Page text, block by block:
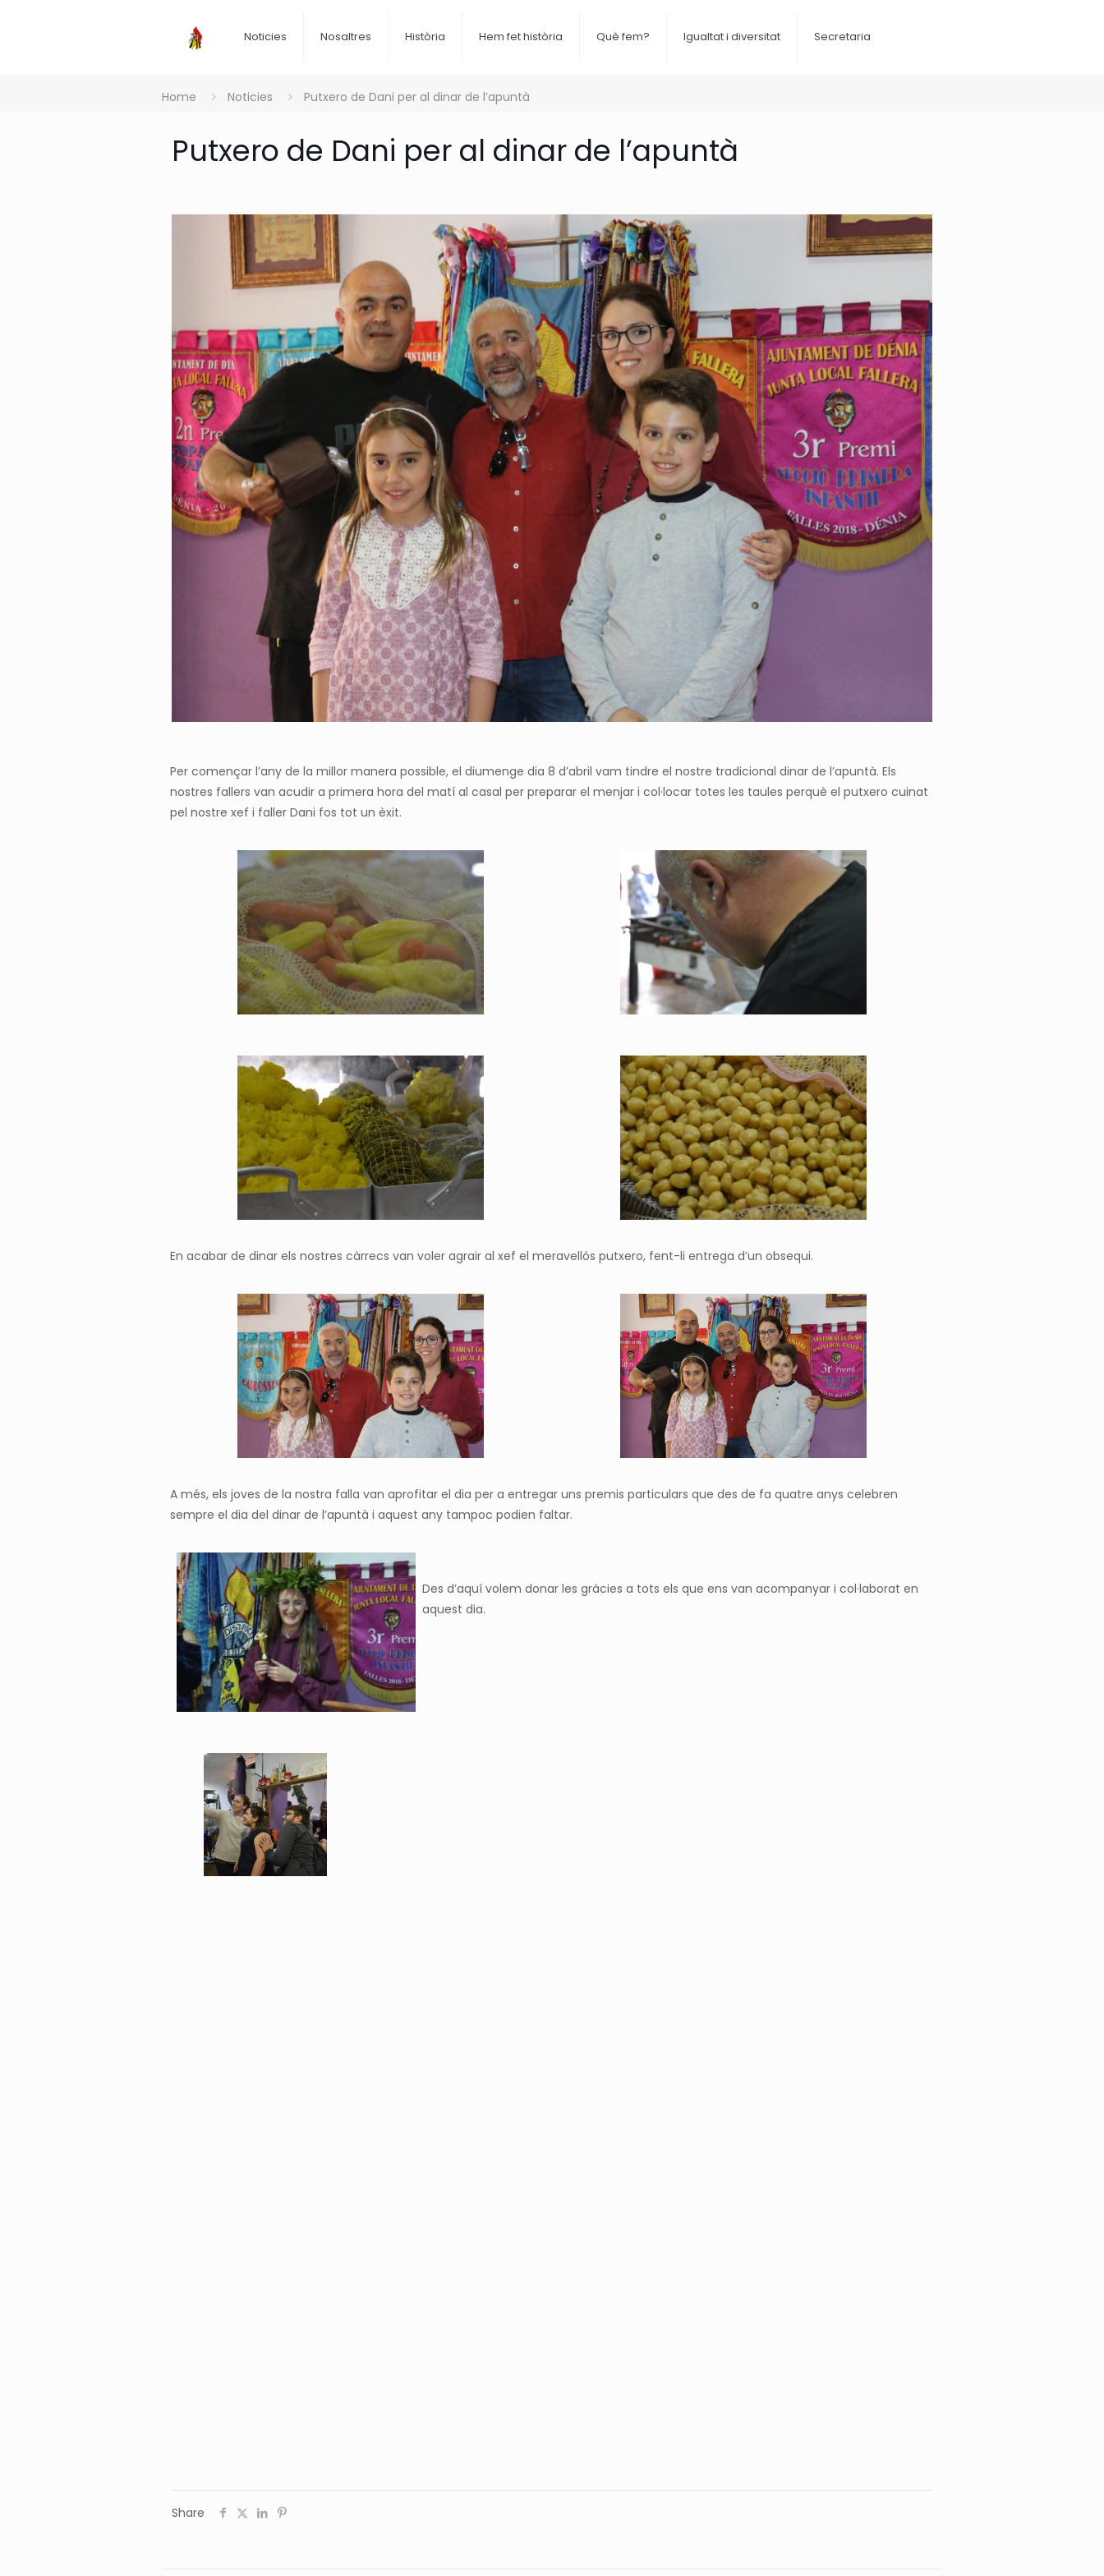
Noticies Nosaltres Història Hem fet història Què fem? Igualtat i diversitat Secretaria
Home Noticies Putxero de Dani per al dinar de l’apuntà
Putxero de Dani per al dinar de l’apuntà
Per començar l’any de la millor manera possible, el diumenge dia 8 d’abril vam tindre el nostre tradicional dinar de l’apuntà. Els
nostres fallers van acudir a primera hora del matí al casal per preparar el menjar i col·locar totes les taules perquè el putxero cuinat
pel nostre xef i faller Dani fos tot un èxit.
En acabar de dinar els nostres càrrecs van voler agrair al xef el meravellós putxero, fent-li entrega d’un obsequi.
A més, els joves de la nostra falla van aprofitar el dia per a entregar uns premis particulars que des de fa quatre anys celebren
sempre el dia del dinar de l’apuntà i aquest any tampoc podien faltar.
Des d’aquí volem donar les gràcies a tots els que ens van acompanyar i col·laborat en
aquest dia.
Share